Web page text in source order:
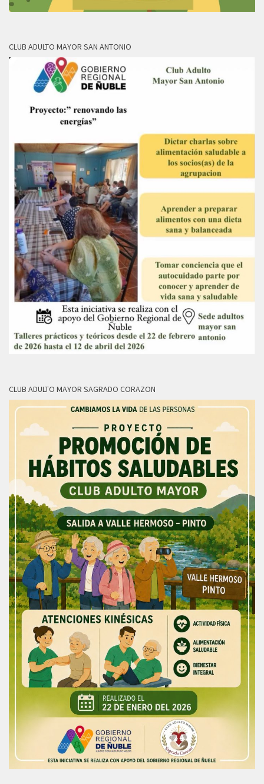
CLUB ADULTO MAYOR SAN ANTONIO
CLUB ADULTO MAYOR SAGRADO CORAZON